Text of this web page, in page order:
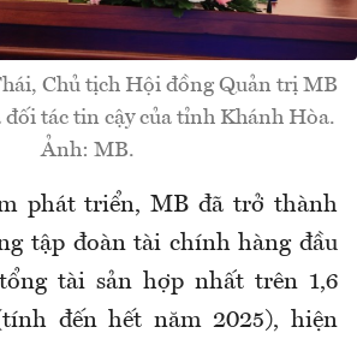
Chủ tịch Hội đồng Quản trị MB
đối tác tin cậy của tỉnh Khánh Hòa.
Ảnh: MB.
phát triển, MB đã trở thành
tập đoàn tài chính hàng đầu
tài sản hợp nhất trên 1,6
đến hết năm 2025), hiện